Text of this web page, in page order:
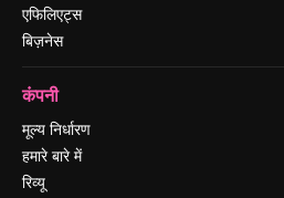
एफिलिएट्स
बिज़नेस
कंपनी
मूल्य निर्धारण
हमारे बारे में
रिव्यू